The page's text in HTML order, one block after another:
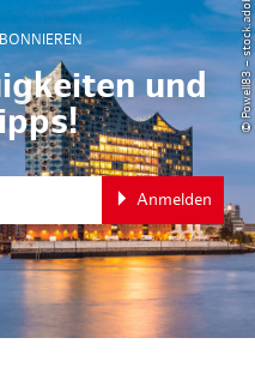
und
Anmelden
© Powell83 – stock.adobe.com